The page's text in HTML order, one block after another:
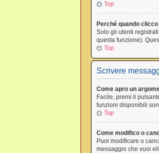
Top
Perché quando
Solo gli utenti
questa funzione).
Top
Scrivere
Come apro un
Facile, premi il
funzioni disponibili
Top
Come modifico o
Puoi modificare o
messaggio che vuoi